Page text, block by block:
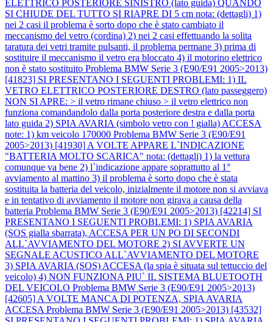
ELETTRICO POSTERIORE SINISTRO (lato guida) QUANDO
SI CHIUDE DEL TUTTO SI RIAPRE DI 5 cm nota: (dettagli) 1)
nei 2 casi il problema è sorto dopo che è stato cambiato il
meccanismo del vetro (cordina) 2) nei 2 casi effettuando la solita
taratura dei vetri tramite pulsanti, il problema permane 3) prima di
sostituire il meccanismo il vetro era bloccato 4) il motorino elettrico
non è stato sostituito Problema BMW Serie 3 (E90/E91 2005>2013)
[41823] SI PRESENTANO I SEGUENTI PROBLEMI: 1) IL
VETRO ELETTRICO POSTERIORE DESTRO (lato passeggero)
NON SI APRE: > il vetro rimane chiuso > il vetro elettrico non
funziona comandandolo dalla porta posteriore destra e dalla porta
lato guida 2) SPIA AVARIA (simbolo vetro con ! gialla) ACCESA
note: 1) km veicolo 170000 Problema BMW Serie 3 (E90/E91
2005>2013) [41930] A VOLTE APPARE L`INDICAZIONE
"BATTERIA MOLTO SCARICA" nota: (dettagli) 1) la vettura
comunque va bene 2) l`indicazione appare soprattutto al 1°
avviamento al mattino 3) il problema è sorto dopo che è stata
sostituita la batteria del veicolo, inizialmente il motore non si avviava
e in tentativo di avviamento il motore non girava a causa della
batteria Problema BMW Serie 3 (E90/E91 2005>2013) [42214] SI
PRESENTANO I SEGUENTI PROBLEMI: 1) SPIA AVARIA
(SOS gialla sbarrata), ACCESA PER UN PO DI SECONDI
ALL`AVVIAMENTO DEL MOTORE 2) SI AVVERTE UN
SEGNALE ACUSTICO ALL`AVVIAMENTO DEL MOTORE
3) SPIA AVARIA (SOS) ACCESA (la spia è situata sul tettuccio del
veicolo) 4) NON FUNZIONA PIU` IL SISTEMA BLUETOOTH
DEL VEICOLO Problema BMW Serie 3 (E90/E91 2005>2013)
[42605] A VOLTE MANCA DI POTENZA, SPIA AVARIA
ACCESA Problema BMW Serie 3 (E90/E91 2005>2013) [43532]